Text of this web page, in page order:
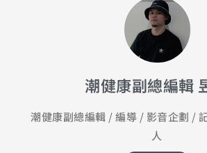
潮健康副總編輯
潮健康副總編輯 / 編導 / 影音企劃 /
人